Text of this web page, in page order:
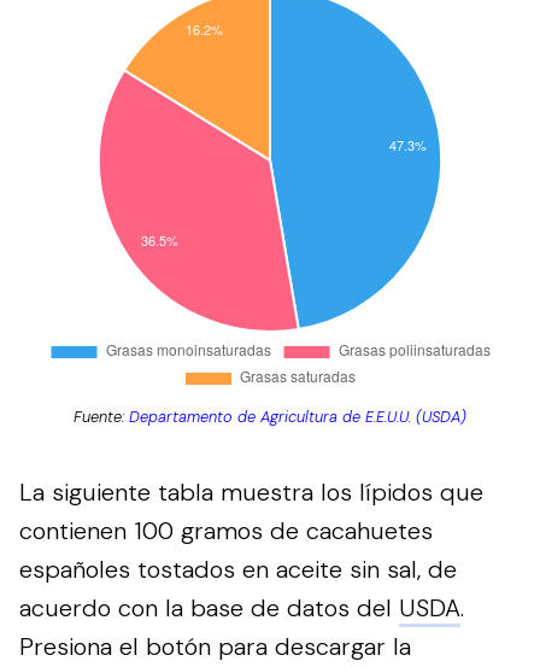
Fuente:Departamento de Agricultura de E.E.U.U. (USDA)
La siguiente tabla muestra los lípidos que
contienen 100 gramos de cacahuetes
españoles tostados en aceite sin sal, de
acuerdo con la base de datos del USDA.
Presiona el botón para descargar la